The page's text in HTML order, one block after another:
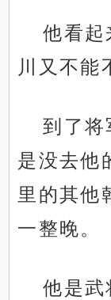
他看起
川又不能
到了将
是没去他
里的其他
一整晚。
他是